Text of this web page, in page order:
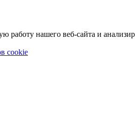
нашего веб-сайта и
cookie